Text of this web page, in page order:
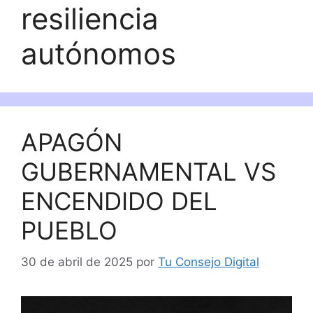
resiliencia
autónomos
APAGÓN
GUBERNAMENTAL VS
ENCENDIDO DEL
PUEBLO
30 de abril de 2025 por Tu Consejo Digital